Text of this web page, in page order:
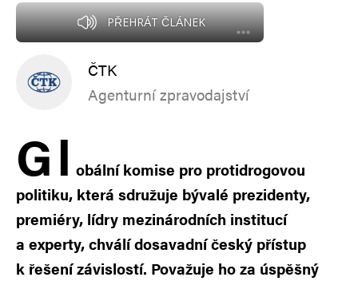
PŘEHRÁT ČLÁNEK
ČTK
Agenturní zpravodajství
Gl obální komise pro protidrogovou
politiku, která sdružuje bývalé prezidenty,
premiéry, lídry mezinárodních institucí
a experty, chválí dosavadní český přístup
k řešení závislostí. Považuje ho za úspěšný